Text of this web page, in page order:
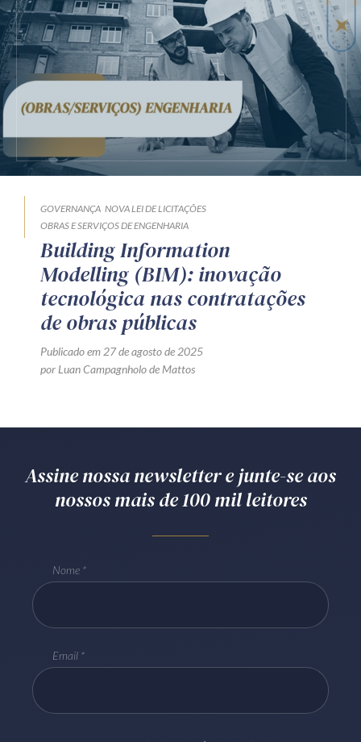
Receba por RSS
Av. Sete de Setembro, 4698
80240-000
Telefone (41) 2109-8666
GOVERNANÇA NOVA LEI DE LICITAÇÕES
OBRAS E SERVIÇOS DE ENGENHARIA
Building Information
Modelling (BIM): inovação
tecnológica nas contratações
de obras públicas
Publicado em 27 de agosto de 2025
por Luan Campagnholo de Mattos
Assine nossa newsletter e junte-se aos
nossos mais de 100 mil leitores
Nome
Email